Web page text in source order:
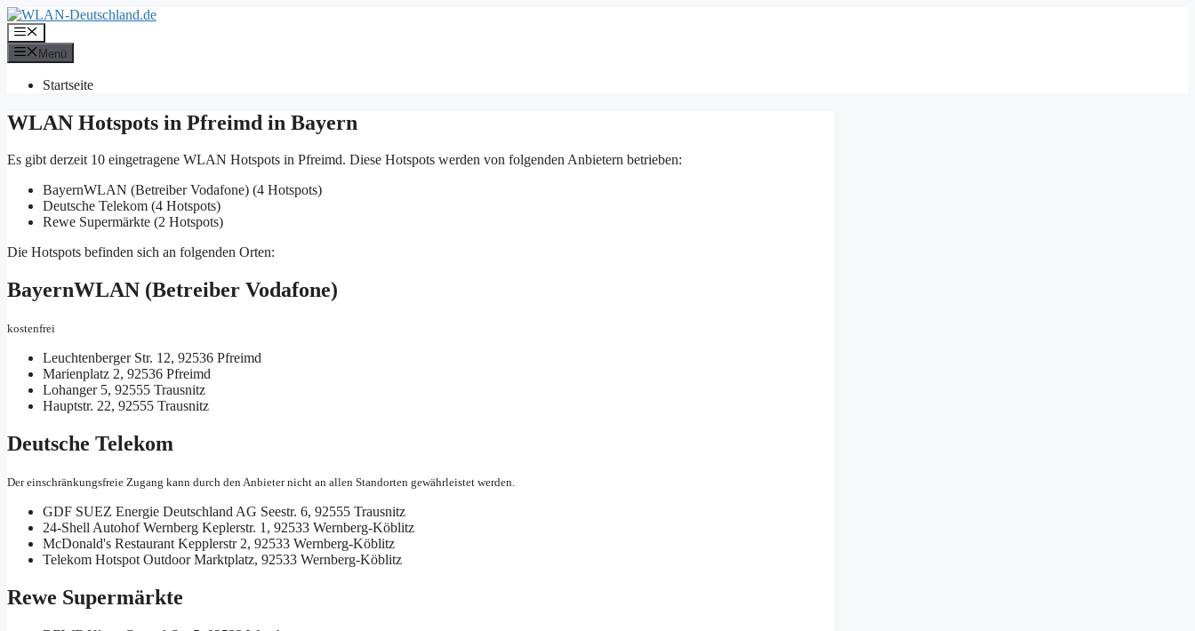
Zum
Inhalt
springen
Menü
Menü
Startseite
WLAN Hotspots in Pfreimd in Bayern
Es gibt derzeit 10 eingetragene WLAN Hotspots in Pfreimd. Diese Hotspots werden von folgenden Anbietern betrieben:
BayernWLAN (Betreiber Vodafone) (4 Hotspots)
Deutsche Telekom (4 Hotspots)
Rewe Supermärkte (2 Hotspots)
Die Hotspots befinden sich an folgenden Orten:
BayernWLAN (Betreiber Vodafone)
kostenfrei
Leuchtenberger Str. 12, 92536 Pfreimd
Marienplatz 2, 92536 Pfreimd
Lohanger 5, 92555 Trausnitz
Hauptstr. 22, 92555 Trausnitz
Deutsche Telekom
Der einschränkungsfreie Zugang kann durch den Anbieter nicht an allen Standorten gewährleistet werden.
GDF SUEZ Energie Deutschland AG Seestr. 6, 92555 Trausnitz
24-Shell Autohof Wernberg Keplerstr. 1, 92533 Wernberg-Köblitz
McDonald's Restaurant Kepplerstr 2, 92533 Wernberg-Köblitz
Telekom Hotspot OutdoorMarktplatz, 92533 Wernberg-Köblitz
Rewe Supermärkte